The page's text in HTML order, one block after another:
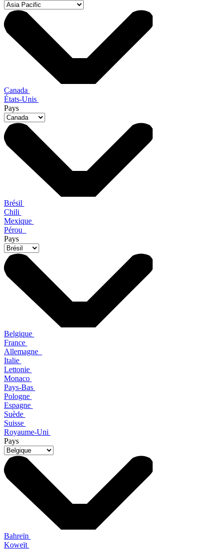
Canada
États-Unis
Pays
Brésil
Chili
Mexique
Pérou
Pays
Belgique
France
Allemagne
Italie
Lettonie
Monaco
Pays-Bas
Pologne
Espagne
Suède
Suisse
Royaume-Uni
Pays
Bahreïn
Koweït